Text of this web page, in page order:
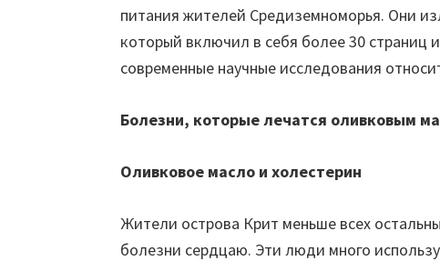
питания жителей Средиземноморья. Они
который включил в себя более 30 страниц
современные научные исследования
Болезни, которые лечатся оливковым
Оливковое масло и холестерин
Жители острова Крит меньше всех
болезни сердцаю. Эти люди много